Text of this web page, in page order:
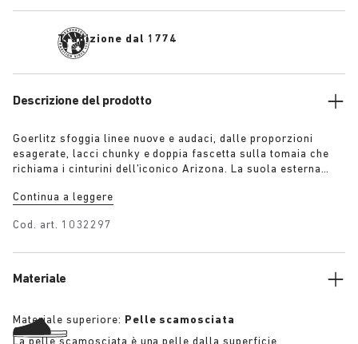
Tradizione dal 1774
Descrizione del prodotto
Goerlitz sfoggia linee nuove e audaci, dalle proporzioni
esagerate, lacci chunky e doppia fascetta sulla tomaia che
richiama i cinturini dell’iconico Arizona. La suola esterna
a questo design una forte presenza visiva, mentre la pelle
texture e raffinatezza moderna.
Continua a leggere
Cod. art. 1032297
Materiale
Materiale superiore: Pelle scamosciata